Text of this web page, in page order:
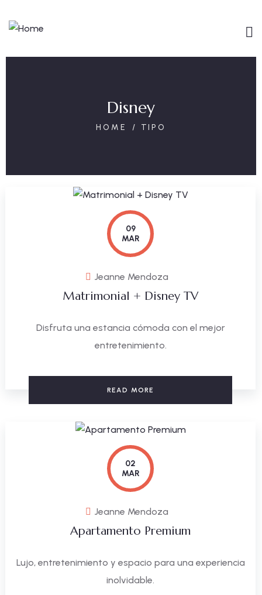
Disney
HOME TIPO
09
MAR
Jeanne Mendoza
Matrimonial + Disney TV
Disfruta una estancia cómoda con el mejor
entretenimiento.
READ MORE
02
MAR
Jeanne Mendoza
Apartamento Premium
Lujo, entretenimiento y espacio para una experiencia
inolvidable.